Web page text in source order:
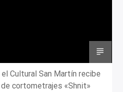
Cultural San Martín recibe
cortometrajes «Shnit»